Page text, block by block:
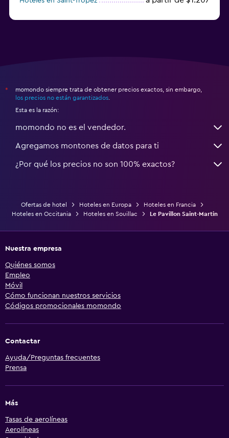
*
momondo siempre trata de obtener precios exactos, sin embargo,
los precios no están garantizados
Esta es la razón:
momondo no es el vendedor.
Agregamos montones de datos para ti
¿Por qué los precios no son 100% exactos?
Ofertas de hotel Hoteles en Europa
Hoteles en Francia
Hoteles en Occitania
Hoteles en Souillac Le Pavillon Saint-Martin
Nuestra empresa
Quiénes somos
Empleo
Móvil
Cómo funcionan nuestros servicios
Códigos promocionales momondo
Contactar
Ayuda/Preguntas frecuentes
Prensa
Más
Tasas de aerolíneas
Aerolíneas